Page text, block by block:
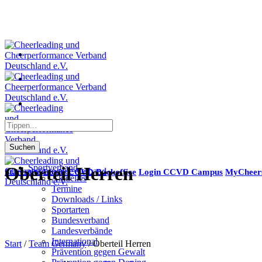
Startseite Login CCVD Backoffice Login CCVD Campus
Suchen
Sportverband
Aktuelles
Termine
Downloads / Links
Sportarten
Bundesverband
Landesverbände
International
Prävention gegen Gewalt
Oberteil Herren
Start /Team Germany/ Oberteil Herren